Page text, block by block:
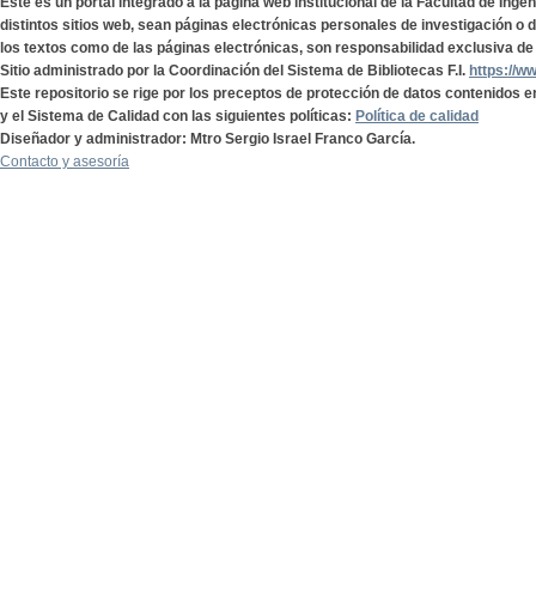
distintos sitios web, sean páginas electrónicas personales de investigación o
los textos como de las páginas electrónicas, son responsabilidad exclusiva
Sitio administrado por la Coordinación del Sistema de Bibliotecas F.I. https://
Este repositorio se rige por los preceptos de protección de datos contenidos
y el Sistema de Calidad con las siguientes políticas: Política de calidad
Diseñador y administrador: Mtro Sergio Israel Franco García.
Contacto y asesoría